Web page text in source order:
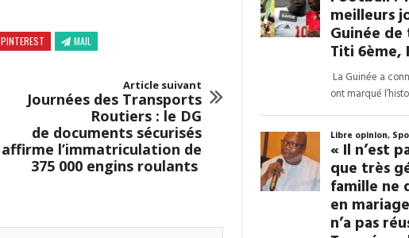
PINTEREST MAIL
Article suivant
Journées des Transports
Routiers : le DG
de documents sécurisés
affirme l’immatriculation de
375 000 engins roulants